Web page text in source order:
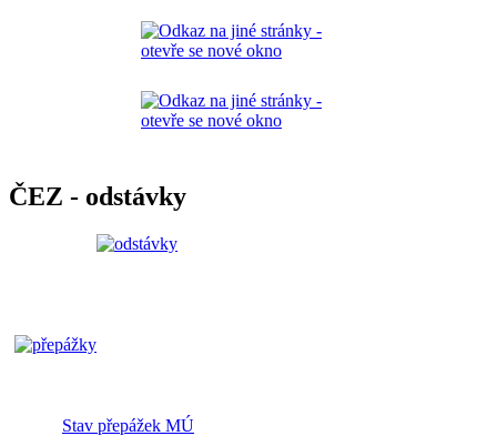
ČEZ - odstávky
Stav přepážek MÚ